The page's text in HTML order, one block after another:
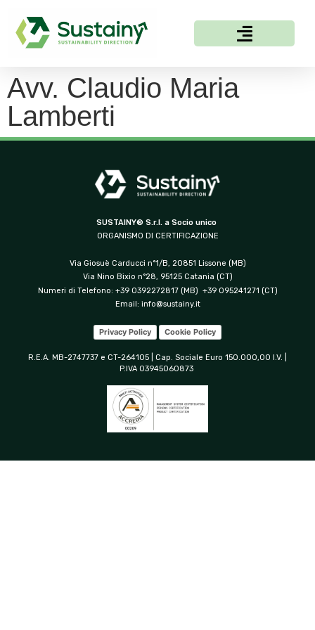
Avv. Claudio Maria
Lamberti
SUSTAINY® S.r.l. a Socio unico
ORGANISMO DI CERTIFICAZIONE
Via Giosuè Carducci n°1/B, 20851 Lissone (MB)
Via Nino Bixio n°28, 95125 Catania (CT)
Numeri di Telefono: +39 0392272817 (MB) +39 095241271 (CT)
Email: info@sustainy.it
Privacy Policy Cookie Policy
R.E.A. MB-2747737 e CT-264105 | Cap. Sociale Euro 150.000,00 I.V. |
P.IVA 03945060873